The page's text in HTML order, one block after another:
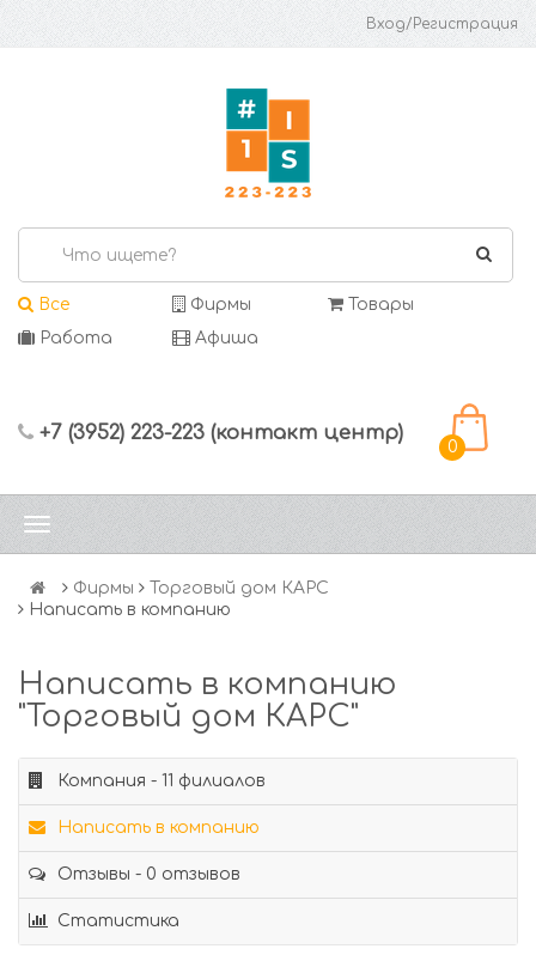
Вход/Регистрация
Все Фирмы
Товары
Работа
Афиша
+7 (3952) 223-223 (контакт центр)
0
Фирмы
Торговый дом КАРС
Написать в компанию
Написать в компанию
"Торговый дом КАРС"
Компания - 11 филиалов
Написать в компанию
Отзывы - 0 отзывов
Статистика